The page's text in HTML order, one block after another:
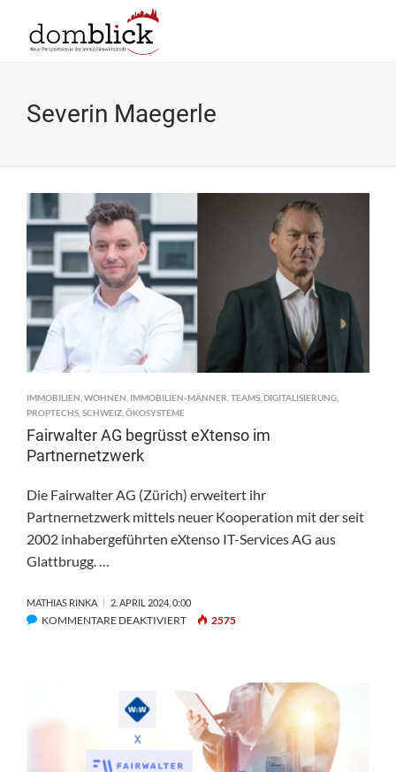
Severin Maegerle
IMMOBILIEN WOHNEN IMMOBILIEN-MÄNNER TEAMS DIGITALISIERUNG
PROPTECHS SCHWEIZ ÖKOSYSTEME
Fairwalter AG begrüsst eXtenso im
Partnernetzwerk
Die Fairwalter AG (Zürich) erweitert ihr
Partnernetzwerk mittels neuer Kooperation mit der seit
2002 inhabergeführten eXtenso IT-Services AG aus
Glattbrugg. …
MATHIAS RINKA 2. APRIL 2024, 0:00
KOMMENTARE DEAKTIVIERTFÜR
EXTENSO
IM
PARTNERNETZWERK
2575